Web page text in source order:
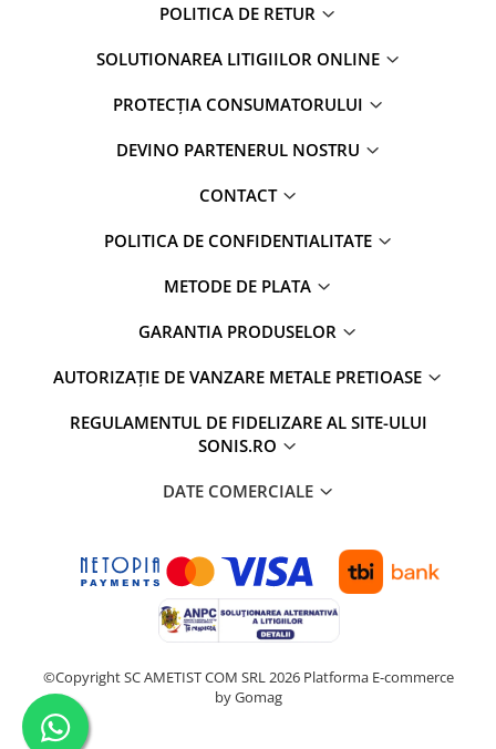
POLITICA DE RETUR
SOLUTIONAREA LITIGIILOR ONLINE
PROTECȚIA CONSUMATORULUI
DEVINO PARTENERUL NOSTRU
CONTACT
POLITICA DE CONFIDENTIALITATE
METODE DE PLATA
GARANTIA PRODUSELOR
AUTORIZAȚIE DE VANZARE METALE PRETIOASE
REGULAMENTUL DE FIDELIZARE AL SITE-ULUI
SONIS.RO
DATE COMERCIALE
©Copyright SC AMETIST COM SRL 2026 Platforma E-commerce
by Gomag